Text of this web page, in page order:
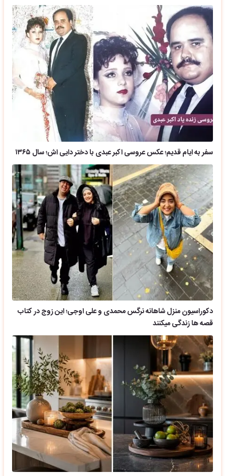
سفر به ایام قدیم؛ عکس عروسی اکبر عبدی با دختر دایی اش؛ سال ۱۳۶۵
دکوراسیون منزل شاهانه نرگس محمدی و علی اوجی؛ این زوج در کتاب
قصه ها زندگی میکنند